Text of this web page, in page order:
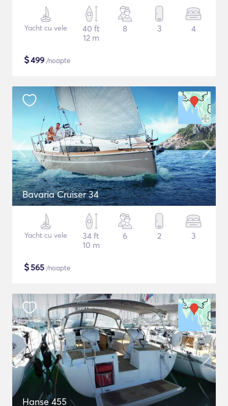
Yacht cu vele
40 ft
12 m
8 3 4
$499 /noapte
Bavaria Cruiser 34
Yacht cu vele
34 ft
10 m
6 2 3
$565 /noapte
Hanse 455